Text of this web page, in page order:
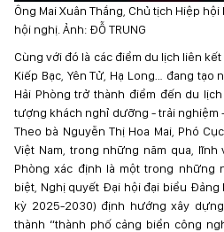
Ông Mai Xuân Thắng, Chủ tịch Hiệp
hội nghị. Ảnh: ĐỖ TRUNG
Cùng với đó là các điểm du lịch liên
Kiếp Bạc, Yên Tử, Hạ Long… đang tạo
Hải Phòng trở thành điểm đến du
tượng khách nghỉ dưỡng - trải nghiệm
Theo bà Nguyễn Thị Hoa Mai, Phó
Việt Nam, trong những năm qua,
Phòng xác định là một trong những
biệt, Nghị quyết Đại hội đại biểu Đảng
kỳ 2025-2030) định hướng xây
thành “thành phố cảng biển công